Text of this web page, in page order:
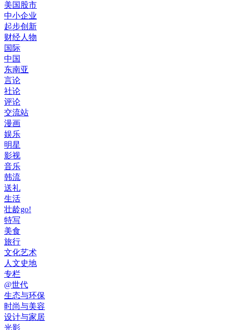
美国股市
中小企业
起步创新
财经人物
国际
中国
东南亚
言论
社论
评论
交流站
漫画
娱乐
明星
影视
音乐
韩流
送礼
生活
壮龄go!
特写
美食
旅行
文化艺术
人文史地
专栏
@世代
生态与环保
时尚与美容
设计与家居
光影